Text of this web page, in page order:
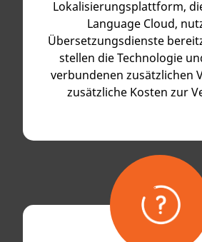
Lokalisierungsplattform,
Language Cloud,
Übersetzungsdienste
stellen die Technologie
verbundenen zusätzlichen
zusätzliche Kosten zur